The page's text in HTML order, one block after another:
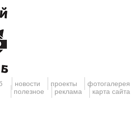
новости проекты
фотогалерея
полезное
реклама
карта сайта